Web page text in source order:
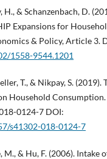
H., & Schanzenbach, D.
Expansions for
& Policy, Article 3.
1558-9544.1201
T., & Nikpay, S. (2019).
Household Consumption.
0124-7 DOI:
s41302-018-0124-7
M., & Hu, F. (2006). Intake